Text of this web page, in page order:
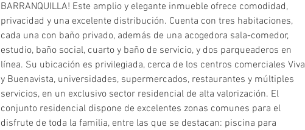
BARRANQUILLA! Este amplio y elegante inmueble ofrece comodidad,
privacidad y una excelente distribución. Cuenta con tres habitaciones,
cada una con baño privado, además de una acogedora sala-comedor,
estudio, baño social, cuarto y baño de servicio, y dos parqueaderos en
línea. Su ubicación es privilegiada, cerca de los centros comerciales Viva
y Buenavista, universidades, supermercados, restaurantes y múltiples
servicios, en un exclusivo sector residencial de alta valorización. El
conjunto residencial dispone de excelentes zonas comunes para el
disfrute de toda la familia, entre las que se destacan: piscina para